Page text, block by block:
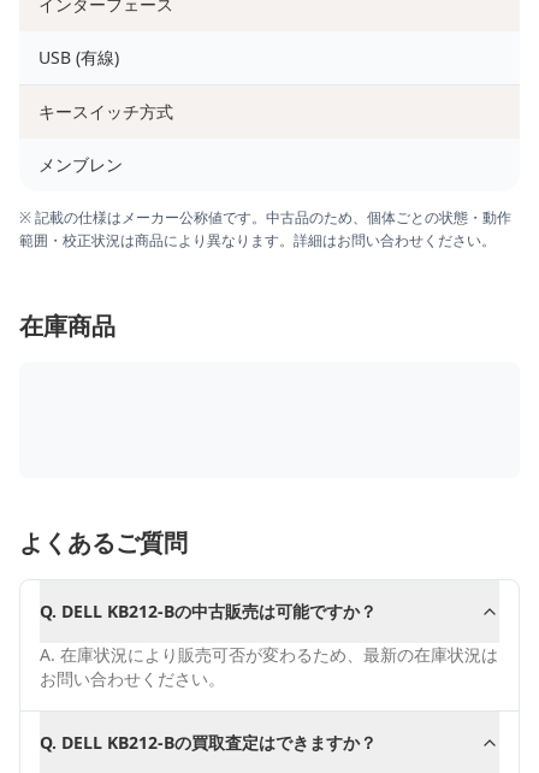
USB (有線)
キースイッチ方式
メンブレン
※ 記載の仕様はメーカー公称値です。中古品のため、個体ごとの状態・動作
範囲・校正状況は商品により異なります。詳細はお問い合わせください。
在庫商品
よくあるご質問
Q. DELL KB212-Bの中古販売は可能ですか？
A. 在庫状況により販売可否が変わるため、最新の在庫状況は
お問い合わせください。
Q. DELL KB212-Bの買取査定はできますか？